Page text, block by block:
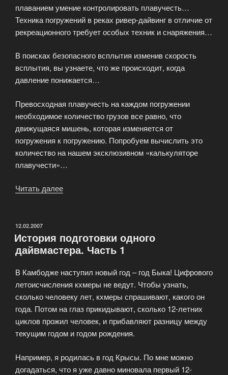
плаванием умение контролировать плавучесть…
Техника погружений в реках ривер-дайвинг в отличие от
рекреационного требует особых техник и снаряжения…
В поисках безопасного всплытия изменив скорость
всплытия, вы узнаете, что же происходит, когда
давление понижается…
Превосходная плавучесть на каждом погружении
необходимое количество грузов все равно, что
движущаяся мишень, которая изменяется от
погружения к погружению. Попробуем вычислить это
количество на нашем эксклюзивном «калькуляторе
плавучести»…
Читать далее
ОПУБЛИКОВАНО
12.02.2007
История подготовки одного
дайвмастера. Часть 1
В Камбодже наступил новый год – год Быка! Цифрового
летоисчисления кхмеры не ведут. Чтобы узнать,
сколько человеку лет, кхмеры спрашивают, какого он
года. Потом на глаз прикидывают, сколько 12-летних
циклов прожил человек, и прибавляют разницу между
текущим годом и годом рождения.
Например, я родилась в год Крысы. По мне можно
догадаться, что я уже давно миновала первый 12-